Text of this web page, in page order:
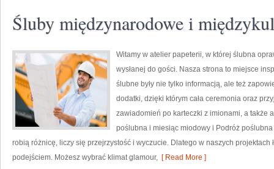
Śluby międzynarodowe i
Witamy w atelier papeterii, w której ślubna
wysłanej do gości. Nasza strona to miejsce
ślubne były nie tylko informacją, ale też
dodatki, dzięki którym cała ceremonia oraz
zawiadomień po karteczki z imionami, a także
poślubna i miesiąc miodowy i Podróż
robią różnicę, liczy się przejrzystość i wyczucie. Dlatego w naszych projektach
podejściem. Możesz wybrać klimat glamour, [ Read More ]